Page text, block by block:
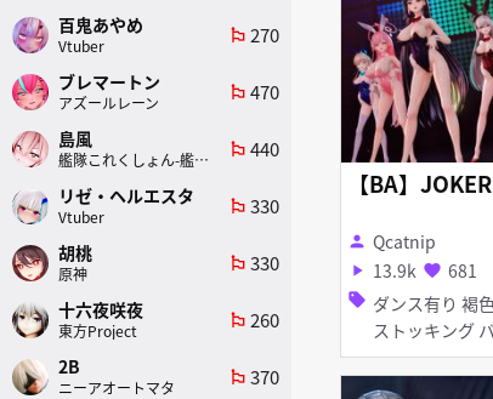
【BA】JOKER
person Qcatnip
play_arrow 13.9k favorite 681
sell ダンス有り 褐色 タイツ・
ストッキング バニーガー
ル
百鬼あやめ
Vtuber
emoji_flags 270
ブレマートン
アズールレーン
emoji_flags 470
島風
艦隊これくしょん-艦これ-
emoji_flags 440
リゼ・ヘルエスタ
Vtuber
emoji_flags 330
胡桃
原神
emoji_flags 330
十六夜咲夜
東方Project
emoji_flags 260
2B
ニーアオートマタ
emoji_flags 370